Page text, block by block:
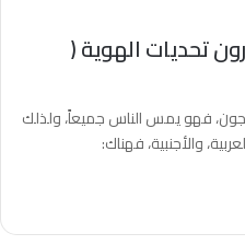
العشرون تحديات الهوية (
فهو يمس الناس جميعاً، ولذلك
والأجنبية، فهناك: